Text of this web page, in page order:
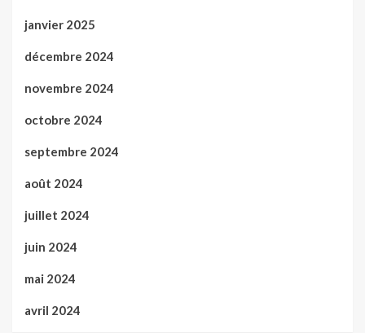
janvier 2025
décembre 2024
novembre 2024
octobre 2024
septembre 2024
août 2024
juillet 2024
juin 2024
mai 2024
avril 2024